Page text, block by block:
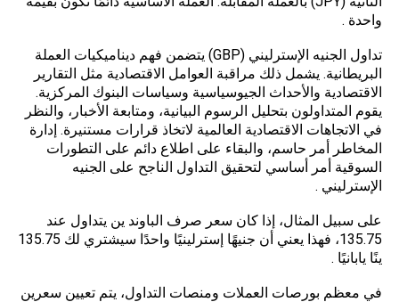
واحدة .
تداول الجنيه الإسترليني (GBP) يتضمن فهم ديناميكيات العملة
البريطانية. يشمل ذلك مراقبة العوامل الاقتصادية مثل التقارير
الاقتصادية والأحداث الجيوسياسية وسياسات البنوك المركزية.
يقوم المتداولون بتحليل الرسوم البيانية، ومتابعة الأخبار، والنظر
في الاتجاهات الاقتصادية العالمية لاتخاذ قرارات مستنيرة. إدارة
المخاطر أمر حاسم، والبقاء على اطلاع دائم على التطورات
السوقية أمر أساسي لتحقيق التداول الناجح على الجنيه
الإسترليني .
على سبيل المثال، إذا كان سعر صرف الباوند ين يتداول عند
135.75، فهذا يعني أن جنيهًا إسترلينيًا واحدًا سيشتري لك 135.75
ينًا يابانيًا .
في معظم بورصات العملات ومنصات التداول، يتم تعيين سعرين